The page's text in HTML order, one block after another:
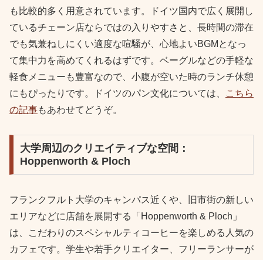
も比較的多く用意されています。ドイツ国内で広く展開し
ているチェーン店ならではの入りやすさと、長時間の滞在
でも気兼ねしにくい適度な喧騒が、心地よいBGMとなっ
て集中力を高めてくれるはずです。ベーグルなどの手軽な
軽食メニューも豊富なので、小腹が空いた時のランチ休憩
にもぴったりです。ドイツのパン文化については、
こちら
の記事もあわせてどうぞ。
大学周辺のクリエイティブな空間：
Hoppenworth & Ploch
フランクフルト大学のキャンパス近くや、旧市街の新しい
エリアなどに店舗を展開する「Hoppenworth & Ploch」
は、こだわりのスペシャルティコーヒーを楽しめる人気の
カフェです。学生や若手クリエイター、フリーランサーが